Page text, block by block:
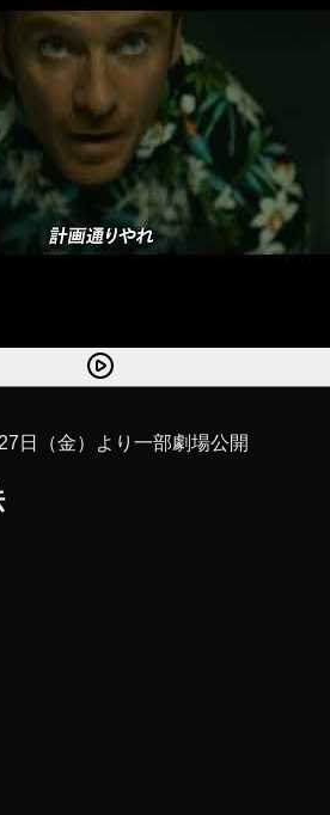
日（金）より一部劇場公開